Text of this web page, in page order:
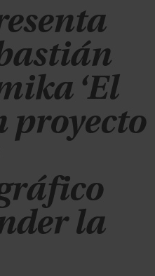
‘El
proyecto
la